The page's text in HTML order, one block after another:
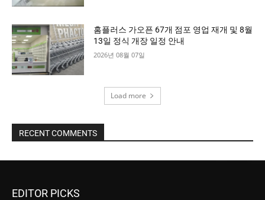
홈플러스 가오픈 67개 점포 영업 재개 및 8월
13일 정식 개장 일정 안내
2026년 08월 07일
Load more
RECENT COMMENTS
EDITOR PICKS